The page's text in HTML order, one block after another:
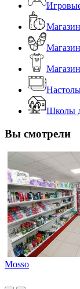
Школы
Вы смотрели
Mosso